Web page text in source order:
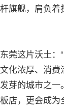
旗舰，肩负
这片沃土：“
化浓厚、消
芽的城市之
店，更会成